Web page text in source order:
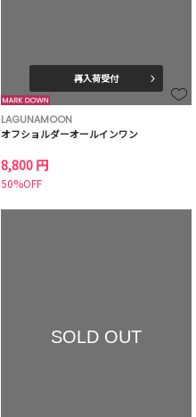
再入荷受付
LAGUNAMOON
オフショルダーオールインワン
8,800 円
50%OFF
SOLD OUT